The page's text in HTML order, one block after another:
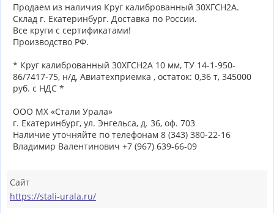
Продаем из наличия Круг калиброванный 30ХГСН2А.
Склад г. Екатеринбург. Доставка по России.
Все круги с сертификатами!
Производство РФ.
* Круг калиброванный 30ХГСН2А 10 мм, ТУ 14-1-950-
86/7417-75, н/д, Авиатехприемка , остаток: 0,36 т, 345000
руб. с НДС *
ООО МХ «Стали Урала»
г. Екатеринбург, ул. Энгельса, д. 36, оф. 703
Наличие уточняйте по телефонам 8 (343) 380-22-16
Владимир Валентинович +7 (967) 639-66-09
Сайт
https://stali-urala.ru/